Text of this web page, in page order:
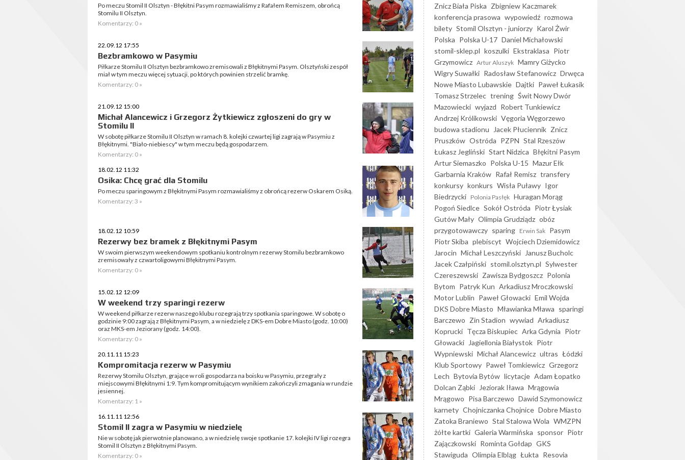
Po meczu Stomil II Olsztyn - Błękitni Pasym rozmawialiśmy z Rafałem Remiszem, obrońcą
Stomilu II Olsztyn.
Komentarzy: 0 »
22.09.12 17:55
Bezbramkowo w Pasymiu
Piłkarze Stomilu II Olsztyn bezbramkowo zremisowali z Błękitnymi Pasym. Olsztyński zespół
miał w tym meczu więcej sytuacji, po których powinien strzelić bramkę.
Komentarzy: 0 »
21.09.12 15:00
Michał Alancewicz i Grzegorz Żytkiewicz zgłoszeni do gry w
Stomilu II
W sobotę piłkarze Stomilu II Olsztyn w ramach 8. kolejki czwartej ligi zagrają w Pasymiu z
Błękitnymi. "Biało-niebiescy" w tym meczu będą gospodarzem.
Komentarzy: 0 »
18.02.12 11:32
Osika: Chcę grać dla Stomilu
Po meczu sparingowym z Błękitnymi Pasym rozmawialiśmy z obrońcą rezerw Oskarem Osiką.
Komentarzy: 3 »
18.02.12 10:59
Rezerwy bez bramek z Błękitnymi Pasym
W swoim pierwszym weekendowym spotkaniu kontrolnym rezerwy Stomilu bezbramkowo
zremisowały z czwartoligowymi Błękitnymi Pasym.
Komentarzy: 0 »
15.02.12 12:09
W weekend trzy sparingi rezerw
W weekend piłkarze rezerw naszego klubu rozegrają trzy spotkania sparingowe. W sobotę o
godzinie 9:00 zagrają z Błękitnymi Pasym, a w niedzielę z DKS-em Dobre Miasto (godz. 10:00)
oraz MKS-em Jeziorany (godz. 14:00).
Komentarzy: 0 »
20.11.11 15:23
Kompromitacja rezerw w Pasymiu
Rezerwy Stomilu Olsztyn, grające w roli gospodarza na boisku w Pasymiu, przegrały z
miejscowymi Błękitnymi 1:9. Tym kompromitującym wynikiem zakończyli zmagania w rundzie
jesiennej.
Komentarzy: 1 »
16.11.11 12:56
Stomil II zagra w Pasymiu w niedzielę
Nie w sobotę jak pierwotnie planowano, a w niedzielę swoje spotkanie 17. kolejki IV ligi rozegra
Stomil II Olsztyn z Błękitnymi Pasym.
Komentarzy: 0 »
Znicz Biała Piska Zbigniew Kaczmarek
konferencja prasowa wypowiedź rozmowa
bilety Stomil Olsztyn - juniorzy Karol Żwir
Polska Polska U-17 Daniel Michałowski
stomil-sklep.pl koszulki Ekstraklasa Piotr
Grzymowicz Artur Aluszyk Mamry Giżycko
Wigry Suwałki Radosław Stefanowicz Drwęca
Nowe Miasto Lubawskie Dajtki Paweł Łukasik
Tomasz Strzelec trening Świt Nowy Dwór
Mazowiecki wyjazd Robert Tunkiewicz
Andrzej Królikowski Vęgoria Węgorzewo
budowa stadionu
Jacek Płuciennik Znicz
Pruszków Ostróda PZPN Stal Rzeszów
Łukasz Jegliński Start Nidzica Błękitni Pasym
Artur Siemaszko Polska U-15 Mazur Ełk
Garbarnia Kraków Rafał Remisz transfery
konkursy konkurs Wisła Puławy Igor
Biedrzycki Polonia Pasłęk Huragan Morąg
Pogoń Siedlce Sokół Ostróda Piotr Łysiak
Gutów Mały Olimpia Grudziądz obóz
przygotowawczy sparing Erwin Sak Pasym
Piotr Skiba plebiscyt Wojciech Dziemidowicz
Jarocin Michał Leszczyński
Janusz Bucholc
Jacek Czałpiński stomil.olsztyn.pl Sylwester
Czereszewski Zawisza Bydgoszcz Polonia
Bytom Patryk Kun Arkadiusz Mroczkowski
Motor Lublin Paweł Głowacki Emil Wojda
DKS Dobre Miasto Mławianka Mława sparingi
Barczewo Zin Stadion wywiad Arkadiusz
Koprucki Tęcza Biskupiec Arka Gdynia Piotr
Głowacki
Jagiellonia Białystok Piotr
Wypniewski Michał Alancewicz ultras Łódzki
Klub Sportowy Paweł Tomkiewicz Grzegorz
Lech Bytovia Bytów licytacje Adam Łopatko
Dolcan Ząbki
Jeziorak Iława Mrągowia
Mrągowo Pisa Barczewo Dawid Szymonowicz
karnety Chojniczanka Chojnice Dobre Miasto
Zatoka Braniewo Stal Stalowa Wola WMZPN
żółte kartki Galeria Warmińska sponsor Piotr
Zajączkowski Rominta Gołdap GKS
Stawiguda Olimpia Elbląg Łukta Resovia